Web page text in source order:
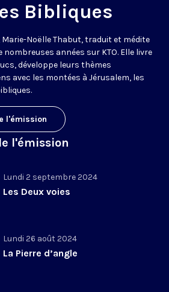
Bibliques
Noëlle Thabut, traduit et médite
nombreuses années sur KTO. Elle livre
développe leurs thèmes
avec les montées à Jérusalem, les
l'émission
l'émission
Lundi 2 septembre 2024
Les Deux voies
Lundi 26 août 2024
La Pierre d’angle